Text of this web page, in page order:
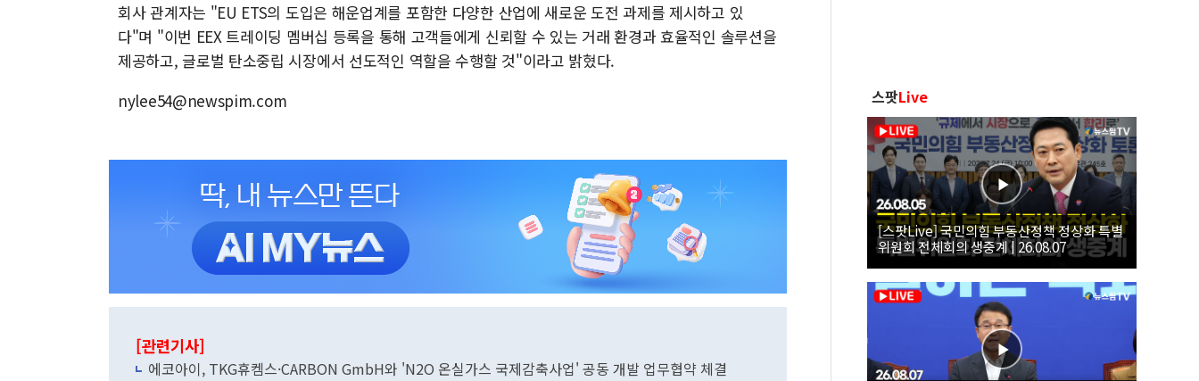
회사 관계자는 "EU ETS의 도입은 해운업계를 포함한 다양한 산업에 새로운 도전 과제를 제시하고 있
다"며 "이번 EEX 트레이딩 멤버십 등록을 통해 고객들에게 신뢰할 수 있는 거래 환경과 효율적인 솔루션을
제공하고, 글로벌 탄소중립 시장에서 선도적인 역할을 수행할 것"이라고 밝혔다.
nylee54@newspim.com
[관련기사]
에코아이, TKG휴켐스·CARBON GmbH와 'N2O 온실가스 국제감축사업' 공동 개발 업무협약 체결
스팟Live
[스팟Live] 국민의힘 부동산정책 정상화 특별
위원회 전체회의 생중계 | 26.08.07